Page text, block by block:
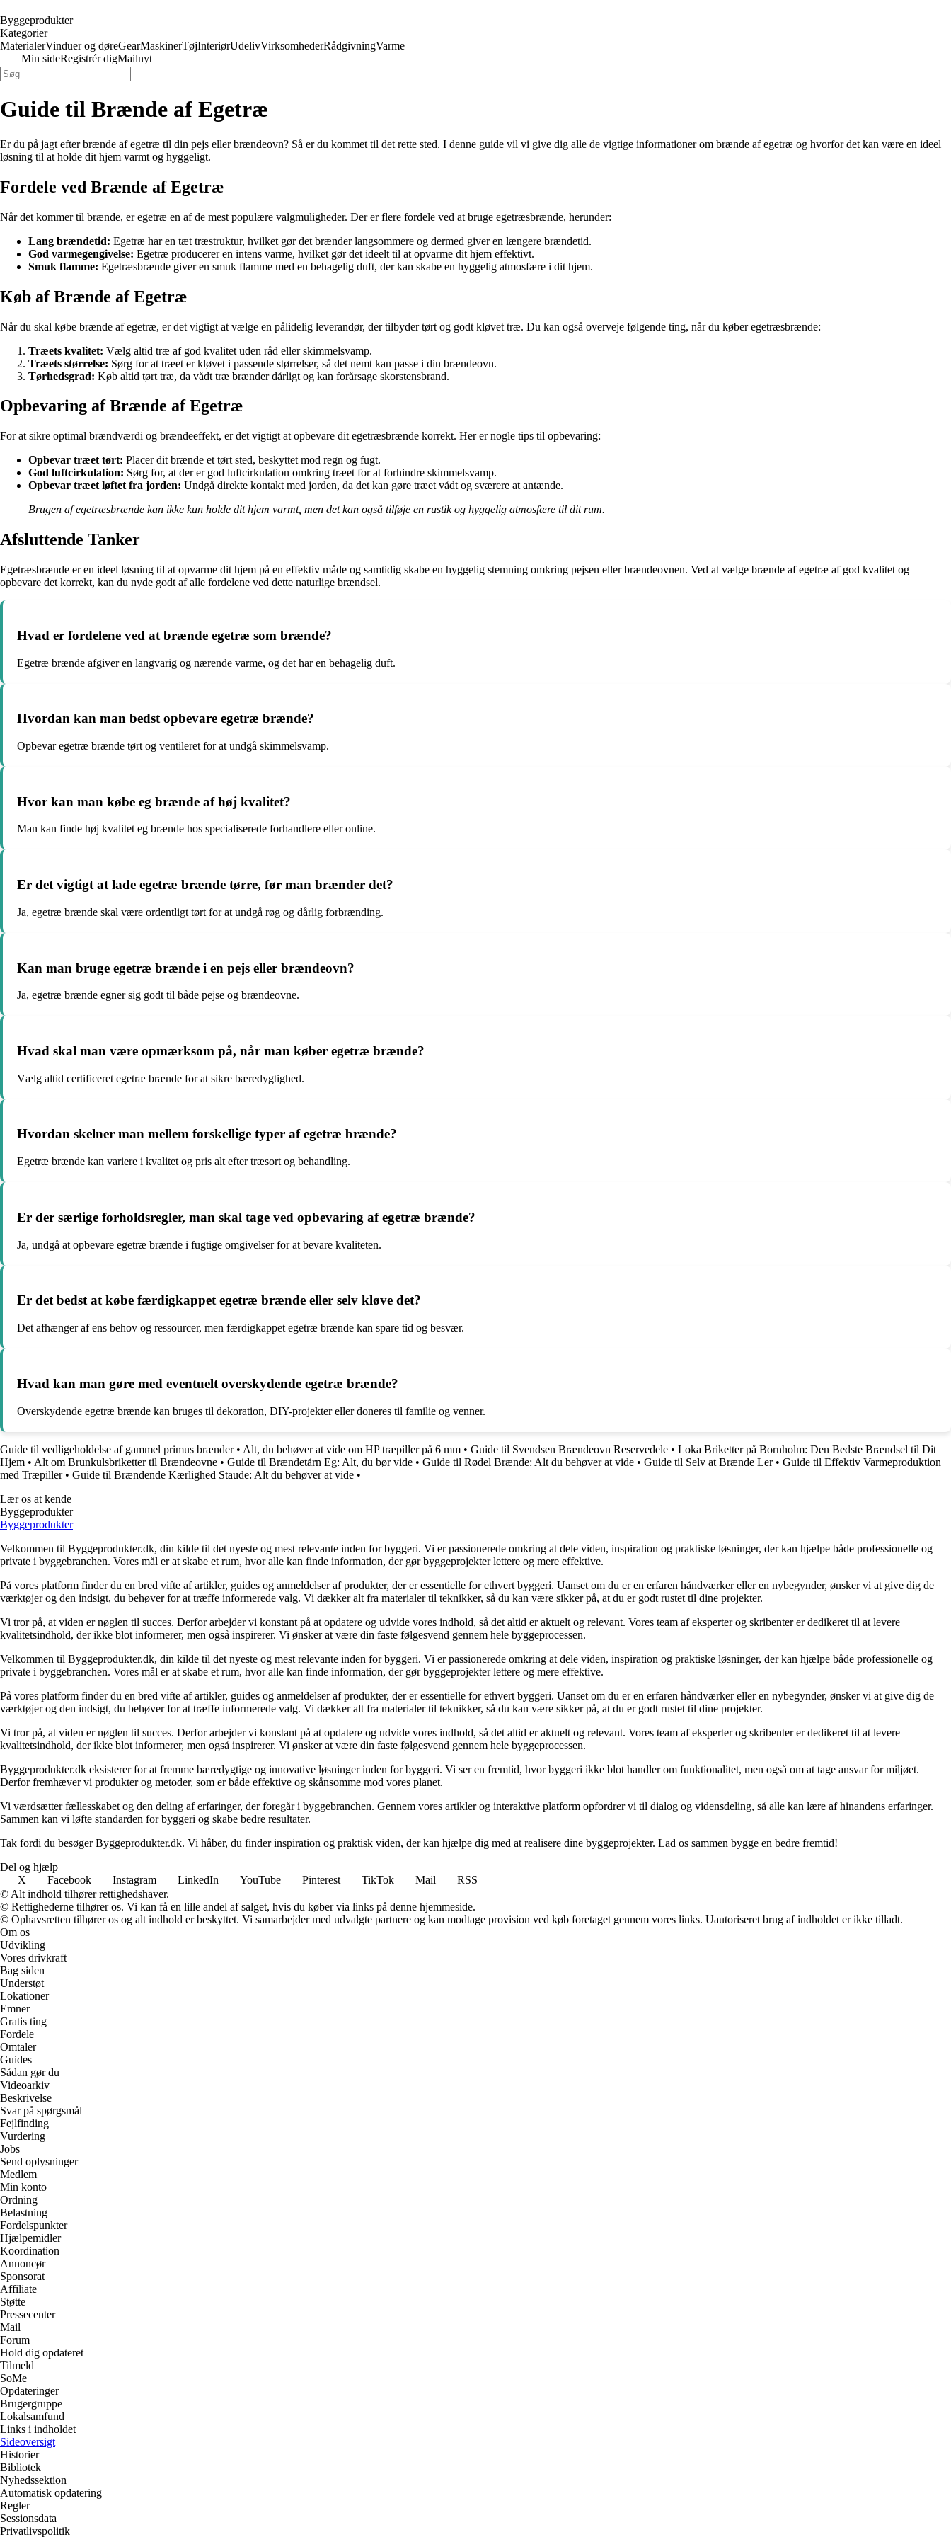
Byggeprodukter
Kategorier
MaterialerVinduer og døreGearMaskinerTøjInteriørUdelivVirksomhederRådgivningVarme
Min sideRegistrér digMailnyt
Guide til Brænde af Egetræ
Er du på jagt efter brænde af egetræ til din pejs eller brændeovn? Så er du kommet til det rette sted. I denne guide vil vi give dig alle de vigtige informationer om brænde af egetræ og hvorfor det kan være en ideel
løsning til at holde dit hjem varmt og hyggeligt.
Fordele ved Brænde af Egetræ
Når det kommer til brænde, er egetræ en af de mest populære valgmuligheder. Der er flere fordele ved at bruge egetræsbrænde, herunder:
Lang brændetid: Egetræ har en tæt træstruktur, hvilket gør det brænder langsommere og dermed giver en længere brændetid.
God varmegengivelse: Egetræ producerer en intens varme, hvilket gør det ideelt til at opvarme dit hjem effektivt.
Smuk flamme: Egetræsbrænde giver en smuk flamme med en behagelig duft, der kan skabe en hyggelig atmosfære i dit hjem.
Køb af Brænde af Egetræ
Når du skal købe brænde af egetræ, er det vigtigt at vælge en pålidelig leverandør, der tilbyder tørt og godt kløvet træ. Du kan også overveje følgende ting, når du køber egetræsbrænde:
Træets kvalitet: Vælg altid træ af god kvalitet uden råd eller skimmelsvamp.
Træets størrelse: Sørg for at træet er kløvet i passende størrelser, så det nemt kan passe i din brændeovn.
Tørhedsgrad: Køb altid tørt træ, da vådt træ brænder dårligt og kan forårsage skorstensbrand.
Opbevaring af Brænde af Egetræ
For at sikre optimal brændværdi og brændeeffekt, er det vigtigt at opbevare dit egetræsbrænde korrekt. Her er nogle tips til opbevaring:
Opbevar træet tørt: Placer dit brænde et tørt sted, beskyttet mod regn og fugt.
God luftcirkulation: Sørg for, at der er god luftcirkulation omkring træet for at forhindre skimmelsvamp.
Opbevar træet løftet fra jorden: Undgå direkte kontakt med jorden, da det kan gøre træet vådt og sværere at antænde.
Brugen af egetræsbrænde kan ikke kun holde dit hjem varmt, men det kan også tilføje en rustik og hyggelig atmosfære til dit rum.
Afsluttende Tanker
Egetræsbrænde er en ideel løsning til at opvarme dit hjem på en effektiv måde og samtidig skabe en hyggelig stemning omkring pejsen eller brændeovnen. Ved at vælge brænde af egetræ af god kvalitet og
opbevare det korrekt, kan du nyde godt af alle fordelene ved dette naturlige brændsel.
Hvad er fordelene ved at brænde egetræ som brænde?
Egetræ brænde afgiver en langvarig og nærende varme, og det har en behagelig duft.
Hvordan kan man bedst opbevare egetræ brænde?
Opbevar egetræ brænde tørt og ventileret for at undgå skimmelsvamp.
Hvor kan man købe eg brænde af høj kvalitet?
Man kan finde høj kvalitet eg brænde hos specialiserede forhandlere eller online.
Er det vigtigt at lade egetræ brænde tørre, før man brænder det?
Ja, egetræ brænde skal være ordentligt tørt for at undgå røg og dårlig forbrænding.
Kan man bruge egetræ brænde i en pejs eller brændeovn?
Ja, egetræ brænde egner sig godt til både pejse og brændeovne.
Hvad skal man være opmærksom på, når man køber egetræ brænde?
Vælg altid certificeret egetræ brænde for at sikre bæredygtighed.
Hvordan skelner man mellem forskellige typer af egetræ brænde?
Egetræ brænde kan variere i kvalitet og pris alt efter træsort og behandling.
Er der særlige forholdsregler, man skal tage ved opbevaring af egetræ brænde?
Ja, undgå at opbevare egetræ brænde i fugtige omgivelser for at bevare kvaliteten.
Er det bedst at købe færdigkappet egetræ brænde eller selv kløve det?
Det afhænger af ens behov og ressourcer, men færdigkappet egetræ brænde kan spare tid og besvær.
Hvad kan man gøre med eventuelt overskydende egetræ brænde?
Overskydende egetræ brænde kan bruges til dekoration, DIY-projekter eller doneres til familie og venner.
Guide til vedligeholdelse af gammel primus brænder• Alt, du behøver at vide om HP træpiller på 6 mm • Guide til Svendsen Brændeovn Reservedele • Loka Briketter på Bornholm: Den Bedste Brændsel til Dit
Hjem • Alt om Brunkulsbriketter til Brændeovne • Guide til Brændetårn Eg: Alt, du bør vide • Guide til Rødel Brænde: Alt du behøver at vide • Guide til Selv at Brænde Ler• Guide til Effektiv Varmeproduktion
med Træpiller• Guide til Brændende Kærlighed Staude: Alt du behøver at vide •
Lær os at kende
Byggeprodukter
Byggeprodukter
Velkommen til Byggeprodukter.dk, din kilde til det nyeste og mest relevante inden for byggeri. Vi er passionerede omkring at dele viden, inspiration og praktiske løsninger, der kan hjælpe både professionelle og
private i byggebranchen. Vores mål er at skabe et rum, hvor alle kan finde information, der gør byggeprojekter lettere og mere effektive.
På vores platform finder du en bred vifte af artikler, guides og anmeldelser af produkter, der er essentielle for ethvert byggeri. Uanset om du er en erfaren håndværker eller en nybegynder, ønsker vi at give dig de
værktøjer og den indsigt, du behøver for at træffe informerede valg. Vi dækker alt fra materialer til teknikker, så du kan være sikker på, at du er godt rustet til dine projekter.
Vi tror på, at viden er nøglen til succes. Derfor arbejder vi konstant på at opdatere og udvide vores indhold, så det altid er aktuelt og relevant. Vores team af eksperter og skribenter er dedikeret til at levere
kvalitetsindhold, der ikke blot informerer, men også inspirerer. Vi ønsker at være din faste følgesvend gennem hele byggeprocessen.
Velkommen til Byggeprodukter.dk, din kilde til det nyeste og mest relevante inden for byggeri. Vi er passionerede omkring at dele viden, inspiration og praktiske løsninger, der kan hjælpe både professionelle og
private i byggebranchen. Vores mål er at skabe et rum, hvor alle kan finde information, der gør byggeprojekter lettere og mere effektive.
På vores platform finder du en bred vifte af artikler, guides og anmeldelser af produkter, der er essentielle for ethvert byggeri. Uanset om du er en erfaren håndværker eller en nybegynder, ønsker vi at give dig de
værktøjer og den indsigt, du behøver for at træffe informerede valg. Vi dækker alt fra materialer til teknikker, så du kan være sikker på, at du er godt rustet til dine projekter.
Vi tror på, at viden er nøglen til succes. Derfor arbejder vi konstant på at opdatere og udvide vores indhold, så det altid er aktuelt og relevant. Vores team af eksperter og skribenter er dedikeret til at levere
kvalitetsindhold, der ikke blot informerer, men også inspirerer. Vi ønsker at være din faste følgesvend gennem hele byggeprocessen.
Byggeprodukter.dk eksisterer for at fremme bæredygtige og innovative løsninger inden for byggeri. Vi ser en fremtid, hvor byggeri ikke blot handler om funktionalitet, men også om at tage ansvar for miljøet.
Derfor fremhæver vi produkter og metoder, som er både effektive og skånsomme mod vores planet.
Vi værdsætter fællesskabet og den deling af erfaringer, der foregår i byggebranchen. Gennem vores artikler og interaktive platform opfordrer vi til dialog og vidensdeling, så alle kan lære af hinandens erfaringer.
Sammen kan vi løfte standarden for byggeri og skabe bedre resultater.
Tak fordi du besøger Byggeprodukter.dk. Vi håber, du finder inspiration og praktisk viden, der kan hjælpe dig med at realisere dine byggeprojekter. Lad os sammen bygge en bedre fremtid!
Del og hjælp
X
Facebook Instagram LinkedIn YouTube Pinterest TikTok Mail
RSS
© Alt indhold tilhører rettighedshaver.
© Rettighederne tilhører os. Vi kan få en lille andel af salget, hvis du køber via links på denne hjemmeside.
© Ophavsretten tilhører os og alt indhold er beskyttet. Vi samarbejder med udvalgte partnere og kan modtage provision ved køb foretaget gennem vores links. Uautoriseret brug af indholdet er ikke tilladt.
Om os
Udvikling
Vores drivkraft
Bag siden
Understøt
Lokationer
Emner
Gratis ting
Fordele
Omtaler
Guides
Sådan gør du
Videoarkiv
Beskrivelse
Svar på spørgsmål
Fejlfinding
Vurdering
Jobs
Send oplysninger
Medlem
Min konto
Ordning
Belastning
Fordelspunkter
Hjælpemidler
Koordination
Annoncør
Sponsorat
Affiliate
Støtte
Pressecenter
Mail
Forum
Hold dig opdateret
Tilmeld
SoMe
Opdateringer
Brugergruppe
Lokalsamfund
Links i indholdet
Sideoversigt
Historier
Bibliotek
Nyhedssektion
Automatisk opdatering
Regler
Sessionsdata
Privatlivspolitik